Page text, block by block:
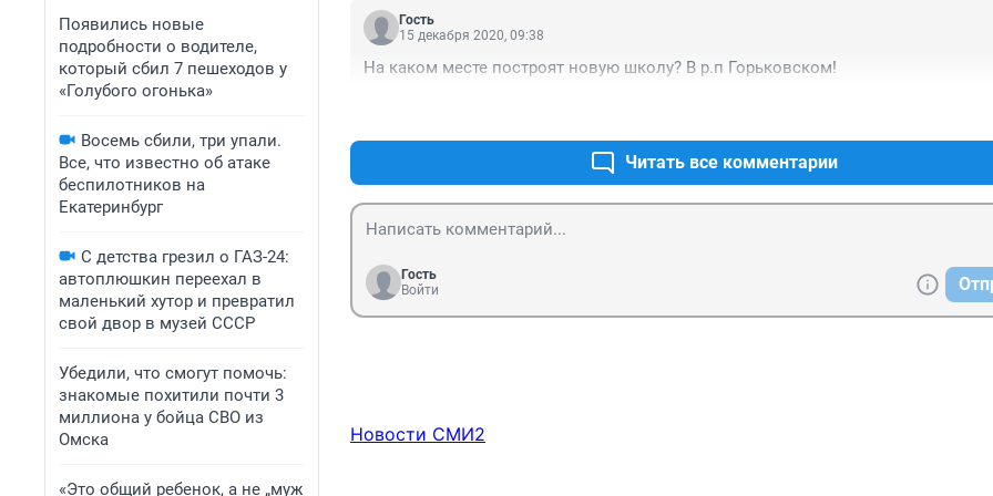
Появились новые
подробности о водителе,
который сбил 7 пешеходов у
«Голубого огонька»
Восемь сбили, три упали.
Все, что известно об атаке
беспилотников на
Екатеринбург
С детства грезил о ГАЗ-24:
автоплюшкин переехал в
маленький хутор и превратил
свой двор в музей СССР
Убедили, что смогут помочь:
знакомые похитили почти 3
миллиона у бойца СВО из
Омска
«Это общий ребенок, а не „муж
Гость
15 декабря 2020, 09:38
На каком месте построят новую школу? В р.п Горьковском!
Читать все комментарии
Гость
Войти
Новости СМИ2